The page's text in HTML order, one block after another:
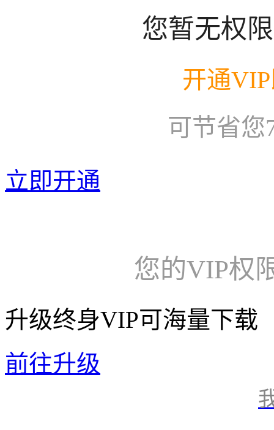
您暂无权
开通
可节省您
立即开通
您的VIP权
升级终身VIP可海量下载
前往升级